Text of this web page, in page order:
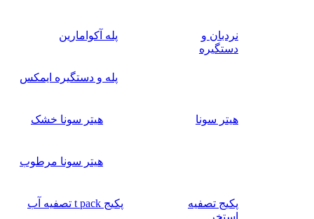
نردبان و
دستگیره
پله آکوامارین
پله و دستگیره ایمکس
هیتر سونا هیتر سونا خشک
هیتر سونا مرطوب
پکیج تصفیه
استخر
پکیج t pack تصفیه آب